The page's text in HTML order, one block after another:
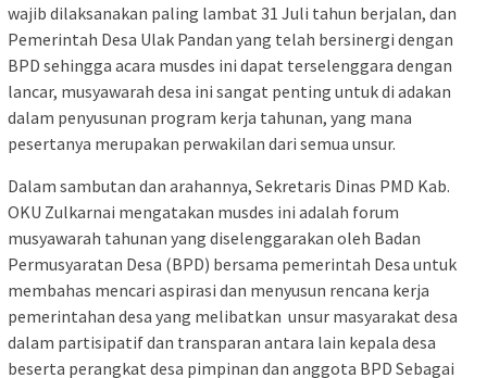
wajib dilaksanakan paling lambat 31 Juli tahun berjalan, dan
Pemerintah Desa Ulak Pandan yang telah bersinergi dengan
BPD sehingga acara musdes ini dapat terselenggara dengan
lancar, musyawarah desa ini sangat penting untuk di adakan
dalam penyusunan program kerja tahunan, yang mana
pesertanya merupakan perwakilan dari semua unsur.
Dalam sambutan dan arahannya, Sekretaris Dinas PMD Kab.
OKU Zulkarnai mengatakan musdes ini adalah forum
musyawarah tahunan yang diselenggarakan oleh Badan
Permusyaratan Desa (BPD) bersama pemerintah Desa untuk
membahas mencari aspirasi dan menyusun rencana kerja
pemerintahan desa yang melibatkan unsur masyarakat desa
dalam partisipatif dan transparan antara lain kepala desa
beserta perangkat desa pimpinan dan anggota BPD Sebagai